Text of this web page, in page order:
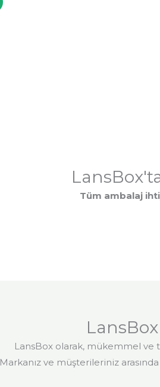
Tüm ambalaj
LansBox olarak, mükemmel ve
Markanız ve müşterileriniz